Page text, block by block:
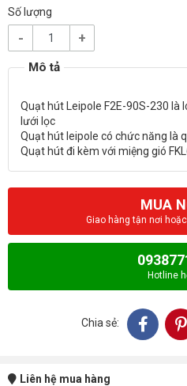
Số lượng
- +
Quạt hút Leipole F2E-90S-230 là
lưới lọc
Quạt hút leipole có chức năng là
MUA
Giao hàng tận nơi
Hotline
Chia sẻ:
Liên hệ mua hàng